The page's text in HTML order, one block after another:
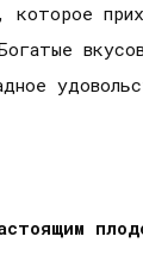
которое